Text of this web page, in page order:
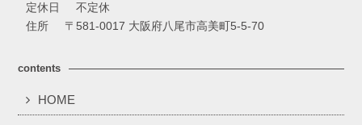
定休日
不定休
住所
〒581-0017 大阪府八尾市高美町5-5-70
contents
HOME